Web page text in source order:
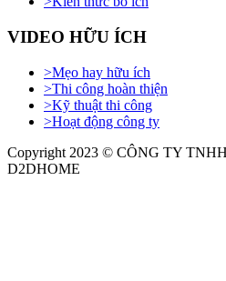
VIDEO HỮU ÍCH
>Mẹo hay hữu ích
>Thi công hoàn thiện
>Kỹ thuật thi công
>Hoạt động công ty
Copyright 2023 © CÔNG TY
D2DHOME